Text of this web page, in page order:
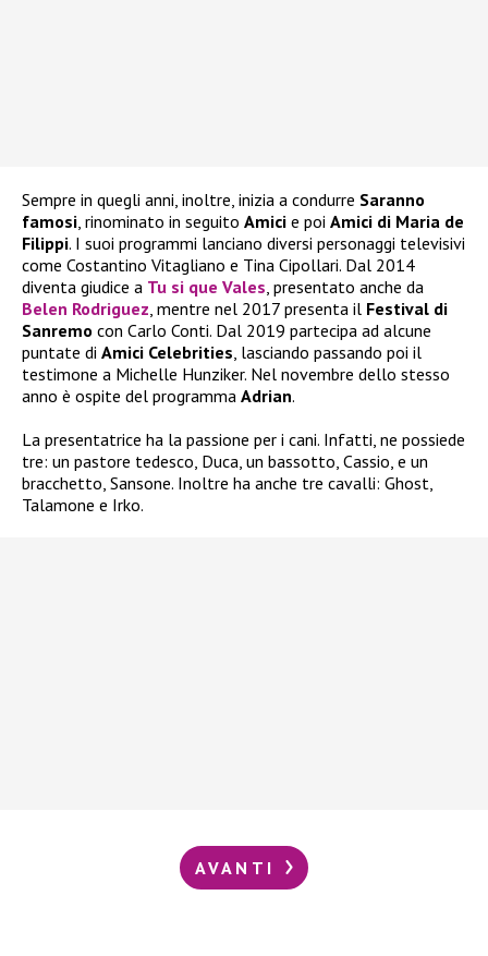
Sempre in quegli anni, inoltre, inizia a condurre Saranno
famosi, rinominato in seguito Amici e poi Amici di Maria de
Filippi. I suoi programmi lanciano diversi personaggi televisivi
come Costantino Vitagliano e Tina Cipollari. Dal 2014
diventa giudice a Tu si que Vales, presentato anche da
Belen Rodriguez, mentre nel 2017 presenta il Festival di
Sanremo con Carlo Conti. Dal 2019 partecipa ad alcune
puntate di Amici Celebrities, lasciando passando poi il
testimone a Michelle Hunziker. Nel novembre dello stesso
anno è ospite del programma Adrian.
La presentatrice ha la passione per i cani. Infatti, ne possiede
tre: un pastore tedesco, Duca, un bassotto, Cassio, e un
bracchetto, Sansone. Inoltre ha anche tre cavalli: Ghost,
Talamone e Irko.
AVANTI